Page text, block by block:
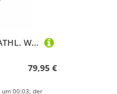
Pikeur Damen BOOTS ATHL. WOMAN black Sneaker/Boots Athleisure HW 25, Größe:39
79,95 €
00:03; der